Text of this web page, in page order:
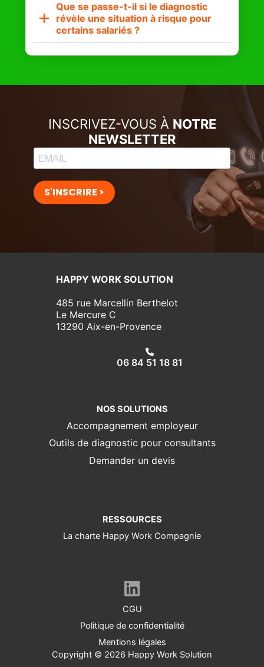
Que se passe-t-il si le diagnostic
révèle une situation à risque pour
certains salariés ?
INSCRIVEZ-VOUS À NOTRE
NEWSLETTER
S'INSCRIRE >
HAPPY WORK SOLUTION
485 rue Marcellin Berthelot
Le Mercure C
13290 Aix-en-Provence
06 84 51 18 81
NOS SOLUTIONS
Accompagnement employeur
Outils de diagnostic pour consultants
Demander un devis
RESSOURCES
La charte Happy Work Compagnie
CGU
Politique de confidentialité
Mentions légales
Copyright © 2026 Happy Work Solution